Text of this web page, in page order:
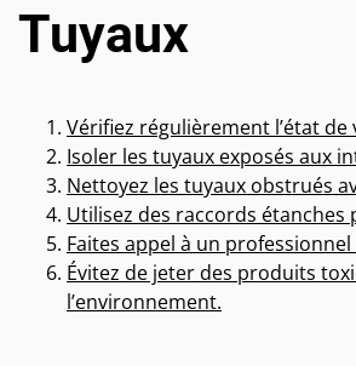
Tuyaux
Vérifiez régulièrement l’état
Isoler les tuyaux exposés aux
Nettoyez les tuyaux obstrués
Utilisez des raccords
Faites appel à un
Évitez de jeter des produits
l’environnement.